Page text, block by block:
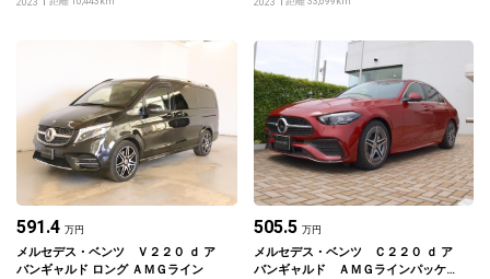
2023 2023
591.4 万円
メルセデス・ベンツ Ｖ２２０ ｄ ア
バンギャルド ロング ＡＭＧライン
505.5 万円
メルセデス・ベンツ Ｃ２２０ ｄ ア
バンギャルド ＡＭＧラインパッケー